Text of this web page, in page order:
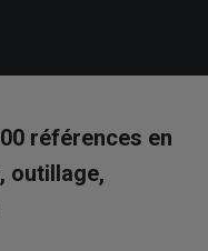
références en
outillage,